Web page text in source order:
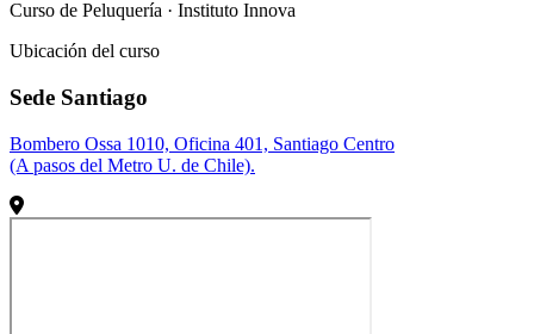
Curso de Peluquería · Instituto Innova
Ubicación del curso
Sede Santiago
Bombero Ossa 1010, Oficina 401, Santiago Centro
(A pasos del Metro U. de Chile).